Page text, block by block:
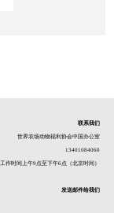
联系我们
世界农场动物福利协会中国办公室
13401084060
工作时间上午9点至下午6点（北京时间）
发送邮件给我们